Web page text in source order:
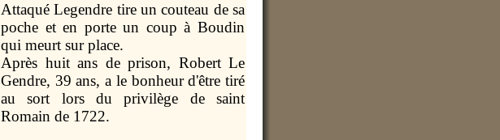
Attaqué Legendre tire un couteau de sa
poche et en porte un coup à Boudin
qui meurt sur place.
Après huit ans de prison, Robert Le
Gendre, 39 ans, a le bonheur d'être tiré
au sort lors du privilège de saint
Romain de 1722.